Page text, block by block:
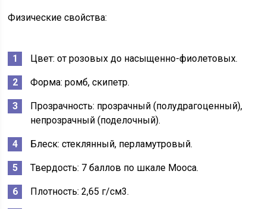
Физические свойства:
Цвет: от розовых до насыщенно-фиолетовых.
Форма: ромб, скипетр.
Прозрачность: прозрачный (полудрагоценный),
непрозрачный (поделочный).
Блеск: стеклянный, перламутровый.
Твердость: 7 баллов по шкале Мооса.
Плотность: 2,65 г/см3.